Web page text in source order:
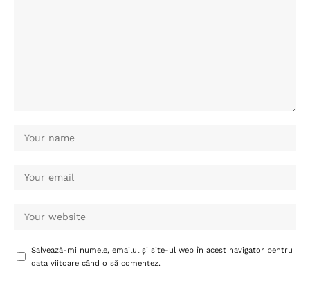
Salvează-mi numele, emailul și site-ul web în acest navigator pentru
data viitoare când o să comentez.